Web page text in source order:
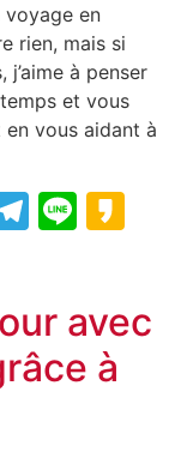
en
rien, mais si
à penser
et vous
vous aidant à
Line
avec
à